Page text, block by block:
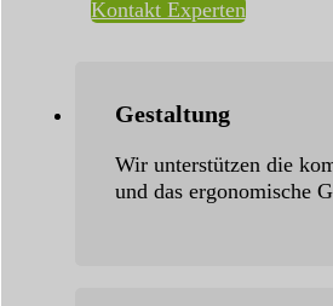
Kontakt Experten
Gestaltung
Wir unterstützen die
und das ergonomische